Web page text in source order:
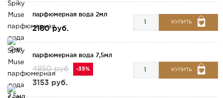
парфюмерная вода 2мл
2180 руб.
КУПИТЬ
парфюмерная вода 7,5мл
4850 руб -35%
3153 руб.
КУПИТЬ